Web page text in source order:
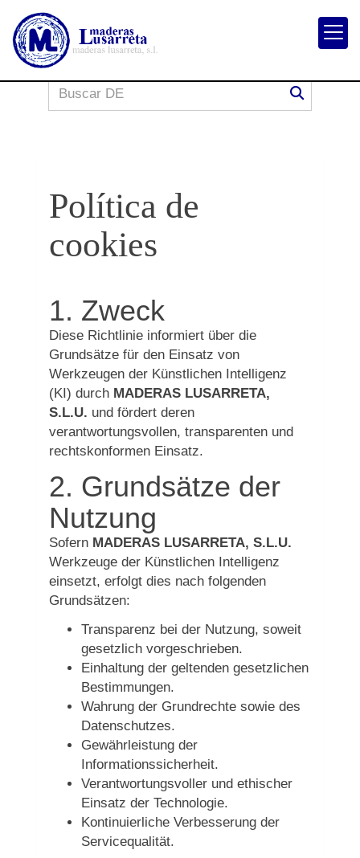
Política de
cookies
1. Zweck
Diese Richtlinie informiert über die
Grundsätze für den Einsatz von
Werkzeugen der Künstlichen Intelligenz
(KI) durch MADERAS LUSARRETA,
S.L.U. und fördert deren
verantwortungsvollen, transparenten und
rechtskonformen Einsatz.
2. Grundsätze der
Nutzung
Sofern MADERAS LUSARRETA, S.L.U.
Werkzeuge der Künstlichen Intelligenz
einsetzt, erfolgt dies nach folgenden
Grundsätzen:
Transparenz bei der Nutzung, soweit
gesetzlich vorgeschrieben.
Einhaltung der geltenden gesetzlichen
Bestimmungen.
Wahrung der Grundrechte sowie des
Datenschutzes.
Gewährleistung der
Informationssicherheit.
Verantwortungsvoller und ethischer
Einsatz der Technologie.
Kontinuierliche Verbesserung der
Servicequalität.